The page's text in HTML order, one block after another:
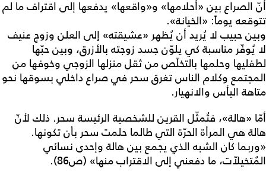
أنّ الصراع بين «أحلامها» و«واقعها» يدفعها إلى اقتراف ما لم
تتوقعه يوماً: «الخيانة».
وبين حبيب لا يُريد أن يُظهر «عشيقته» إلى العلن وزوج عنيف
لا يُوفّر مناسبة كي يلوّن جسد زوجته بالأزرق، وبين حبّها
لطفليها وحلمها بالتخلّص من ثقل منزلها الزوجي وخوفها من
المجتمع وكلام الناس تغرق سحر في صراع داخلي بسوقها نحو
متاهة اليأس والانهيار.
أمّا «هالة»، فتُمثّل القرين للشخصية الرئيسة سحر. ذلك لأنّ
هالة هي المرأة الحرّة التي طالما حلمت سحر بأن تكونها.
«وربما كان الشبه الذي يجمع بين هالة وإحدى نسائي
المُتخيلاّت، ما دفعني إلى الاقتراب منها» (ص86).